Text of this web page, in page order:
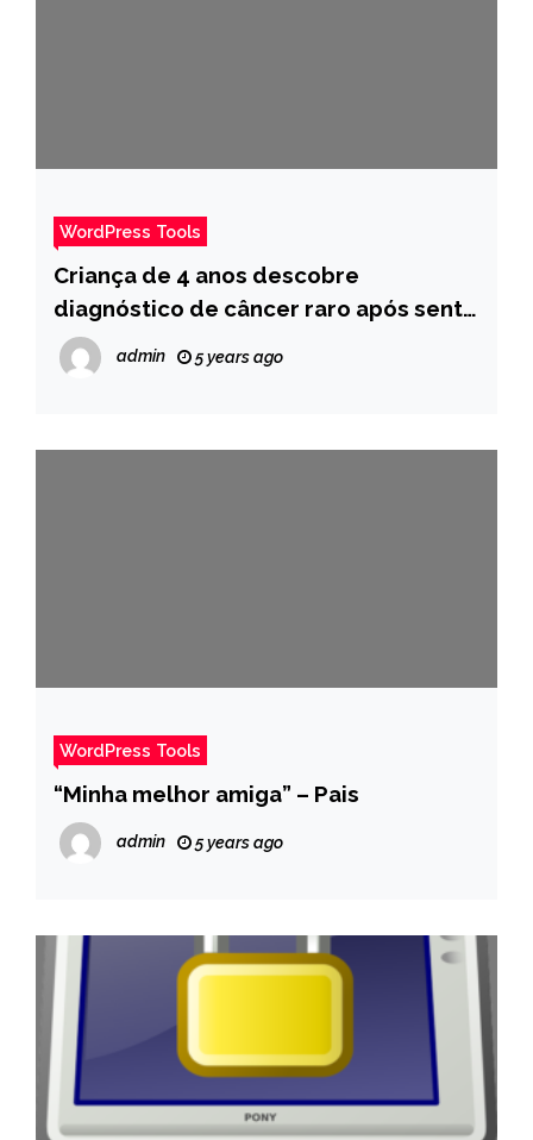
WordPress Tools
Criança de 4 anos descobre
diagnóstico de câncer raro após sentir
dores intensas nas costas – Pais
admin 5 years ago
WordPress Tools
“Minha melhor amiga” – Pais
admin 5 years ago